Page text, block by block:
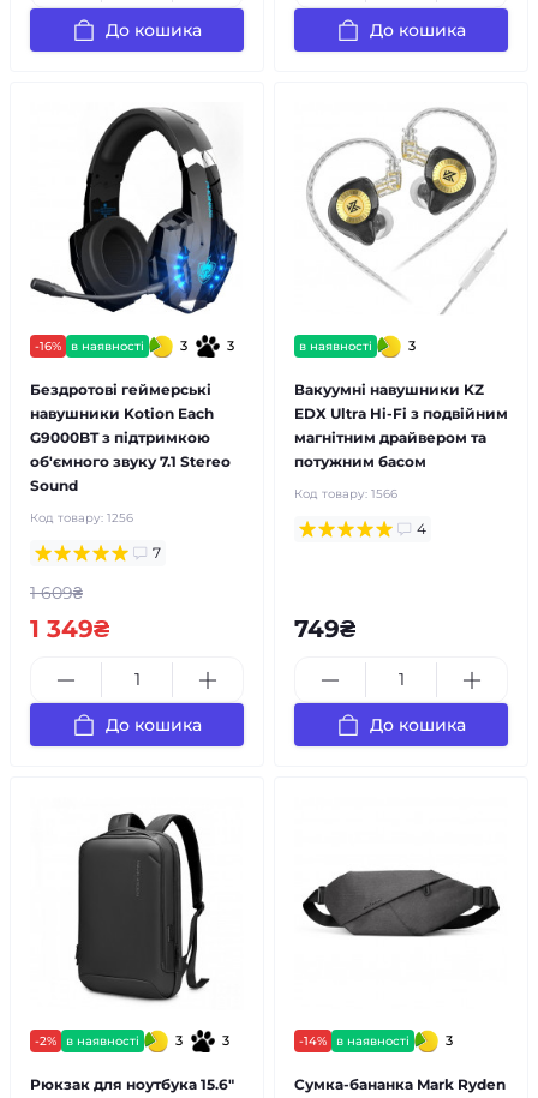
До кошика До кошика
-16% в наявності 3 3
Бездротові геймерські
навушники Kotion Each
G9000BT з підтримкою
об'ємного звуку 7.1 Stereo
Sound
Код товару: 1256
7
1 609₴
1 349₴
До кошика
в наявності 3
Вакуумні навушники KZ
EDX Ultra Hi-Fi з подвійним
магнітним драйвером та
потужним басом
Код товару: 1566
4
749₴
До кошика
-2% в наявності 3 3
Рюкзак для ноутбука 15.6"
-14% в наявності 3
Сумка-бананка Mark Ryden